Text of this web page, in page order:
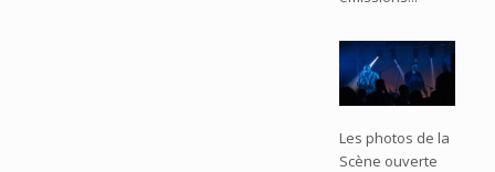
Les photos de la
Scène ouverte